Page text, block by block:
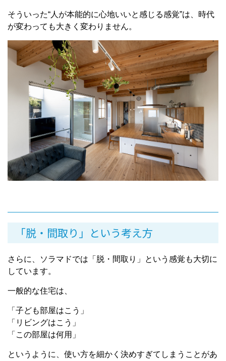
そういった“人が本能的に心地いいと感じる感覚”は、時代
が変わっても大きく変わりません。
「脱・間取り」という考え方
さらに、ソラマドでは「脱・間取り」という感覚も大切に
しています。
一般的な住宅は、
「子ども部屋はこう」
「リビングはこう」
「この部屋は何用」
というように、使い方を細かく決めすぎてしまうことがあ